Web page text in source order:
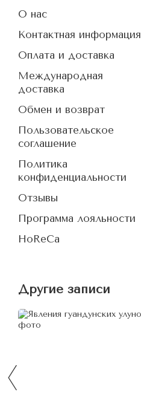
О нас
Контактная информация
Оплата и доставка
Международная
доставка
Обмен и возврат
Пользовательское
соглашение
Политика
конфиденциальности
Отзывы
Программа лояльности
HoReCa
Другие записи